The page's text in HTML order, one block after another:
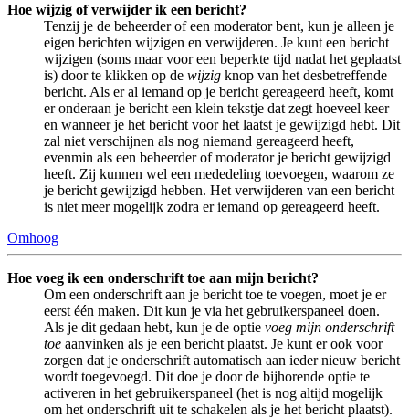
Hoe wijzig of verwijder ik een bericht?
Tenzij je de beheerder of een moderator bent, kun je alleen je
eigen berichten wijzigen en verwijderen. Je kunt een bericht
wijzigen (soms maar voor een beperkte tijd nadat het geplaatst
is) door te klikken op de wijzig knop van het desbetreffende
bericht. Als er al iemand op je bericht gereageerd heeft, komt
er onderaan je bericht een klein tekstje dat zegt hoeveel keer
en wanneer je het bericht voor het laatst je gewijzigd hebt. Dit
zal niet verschijnen als nog niemand gereageerd heeft,
evenmin als een beheerder of moderator je bericht gewijzigd
heeft. Zij kunnen wel een mededeling toevoegen, waarom ze
je bericht gewijzigd hebben. Het verwijderen van een bericht
is niet meer mogelijk zodra er iemand op gereageerd heeft.
Omhoog
Hoe voeg ik een onderschrift toe aan mijn bericht?
Om een onderschrift aan je bericht toe te voegen, moet je er
eerst één maken. Dit kun je via het gebruikerspaneel doen.
Als je dit gedaan hebt, kun je de optie voeg mijn onderschrift
toe aanvinken als je een bericht plaatst. Je kunt er ook voor
zorgen dat je onderschrift automatisch aan ieder nieuw bericht
wordt toegevoegd. Dit doe je door de bijhorende optie te
activeren in het gebruikerspaneel (het is nog altijd mogelijk
om het onderschrift uit te schakelen als je het bericht plaatst).